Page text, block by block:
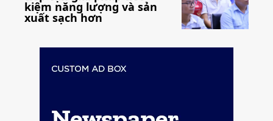
kiệm năng lượng và sản
xuất sạch hơn